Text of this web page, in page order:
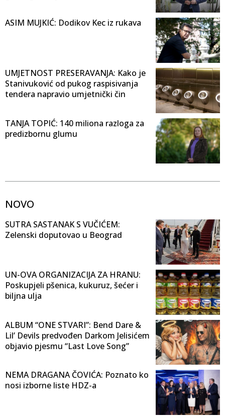
ASIM MUJKIĆ: Dodikov Kec iz rukava
UMJETNOST PRESERAVANJA: Kako je
Stanivuković od pukog raspisivanja
tendera napravio umjetnički čin
TANJA TOPIĆ: 140 miliona razloga za
predizbornu glumu
NOVO
SUTRA SASTANAK S VUČIĆEM:
Zelenski doputovao u Beograd
UN-OVA ORGANIZACIJA ZA HRANU:
Poskupjeli pšenica, kukuruz, šećer i
biljna ulja
ALBUM “ONE STVARI”: Bend Dare &
Lil’ Devils predvođen Darkom Jelisićem
objavio pjesmu “Last Love Song”
NEMA DRAGANA ČOVIĆA: Poznato ko
nosi izborne liste HDZ-a